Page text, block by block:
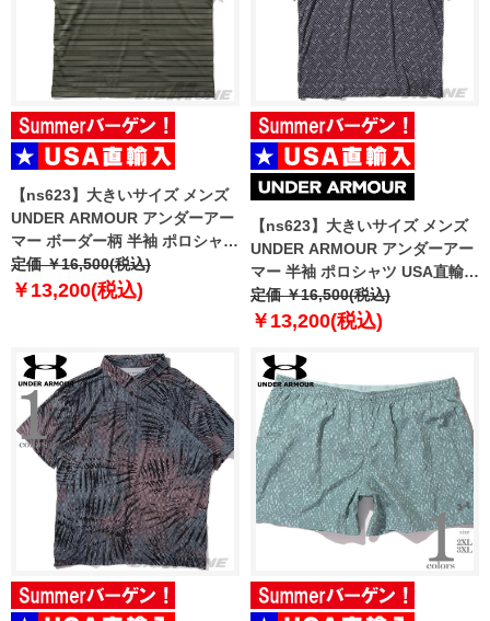
【ns623】大きいサイズ メンズ
UNDER ARMOUR アンダーアー
マー ボーダー柄 半袖 ポロシャツ
USA直輸入 6010980-390
定価 ￥16,500(税込)
￥13,200(税込)
【ns623】大きいサイズ メンズ
UNDER ARMOUR アンダーアー
マー 半袖 ポロシャツ USA直輸入
um0994
定価 ￥16,500(税込)
￥13,200(税込)